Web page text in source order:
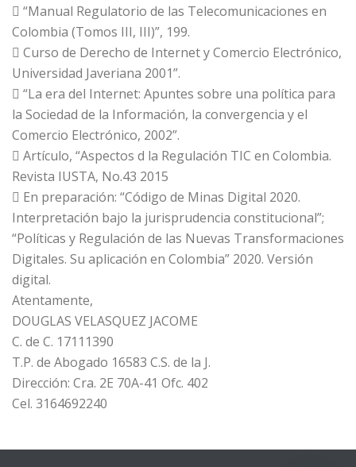
 “Manual Regulatorio de las Telecomunicaciones en
Colombia (Tomos III, III)”, 199.
 Curso de Derecho de Internet y Comercio Electrónico,
Universidad Javeriana 2001”.
 “La era del Internet: Apuntes sobre una política para
la Sociedad de la Información, la convergencia y el
Comercio Electrónico, 2002”.
 Artículo, “Aspectos d la Regulación TIC en Colombia.
Revista IUSTA, No.43 2015
 En preparación: “Código de Minas Digital 2020.
Interpretación bajo la jurisprudencia constitucional”;
“Políticas y Regulación de las Nuevas Transformaciones
Digitales. Su aplicación en Colombia” 2020. Versión
digital.
Atentamente,
DOUGLAS VELASQUEZ JACOME
C. de C. 17111390
T.P. de Abogado 16583 C.S. de la J.
Dirección: Cra. 2E 70A-41 Ofc. 402
Cel. 3164692240